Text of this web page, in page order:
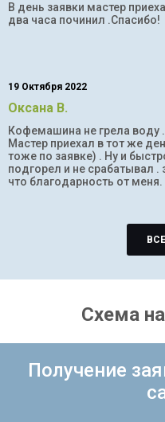
В день заявки мастер
два часа починил .Спасибо!
19 Октября 2022
Оксана В.
Кофемашина не грела воду
Мастер приехал в тот же
тоже по заявке) . Ну и
подгорел и не срабатывал .
что благодарность от меня.
Схема
Получение